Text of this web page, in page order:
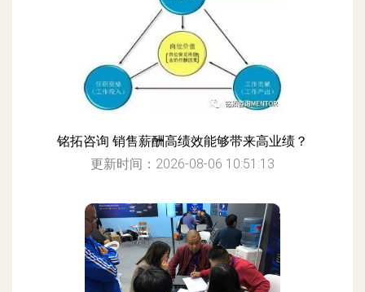
铭拓咨询 销售薪酬高绩效能够带来高业绩？
更新时间：2026-08-06 10:51:13